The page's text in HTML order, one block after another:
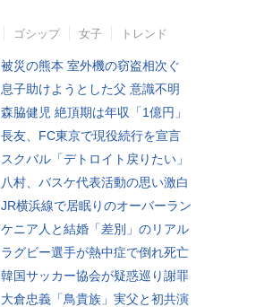
ゴシップ 女子 トレンド
被災の熊本 室外機の窃盗相次ぐ
息子助けようとした父 意識不明
森脇健児 絶頂期は年収「1億円」
長友、FC東京で現役続行を宣言
スクバル「デトロイト戻りたい」
八村、バスケ代表活動の思い激白
JR横浜線で居眠りのオーバーラン
ケニア人と結婚「差別」のリアル
ラグビー選手が熱中症で倒れ死亡
韓国サッカー協会が疑惑巡り謝罪
大倉忠義「鳥貴族」実父と初共演